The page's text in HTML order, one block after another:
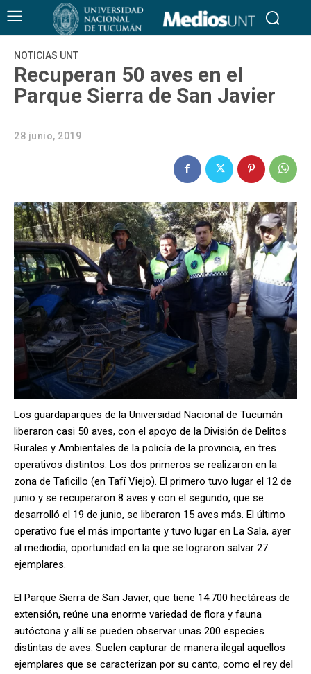
NOTICIAS UNT
Recuperan 50 aves en el
Parque Sierra de San Javier
28 junio, 2019
Los guardaparques de la Universidad Nacional de Tucumán
liberaron casi 50 aves, con el apoyo de la División de Delitos
Rurales y Ambientales de la policía de la provincia, en tres
operativos distintos. Los dos primeros se realizaron en la
zona de Taficillo (en Tafí Viejo). El primero tuvo lugar el 12 de
junio y se recuperaron 8 aves y con el segundo, que se
desarrolló el 19 de junio, se liberaron 15 aves más. El último
operativo fue el más importante y tuvo lugar en La Sala, ayer
al mediodía, oportunidad en la que se lograron salvar 27
ejemplares.
El Parque Sierra de San Javier, que tiene 14.700 hectáreas de
extensión, reúne una enorme variedad de flora y fauna
autóctona y allí se pueden observar unas 200 especies
distintas de aves. Suelen capturar de manera ilegal aquellos
ejemplares que se caracterizan por su canto, como el rey del